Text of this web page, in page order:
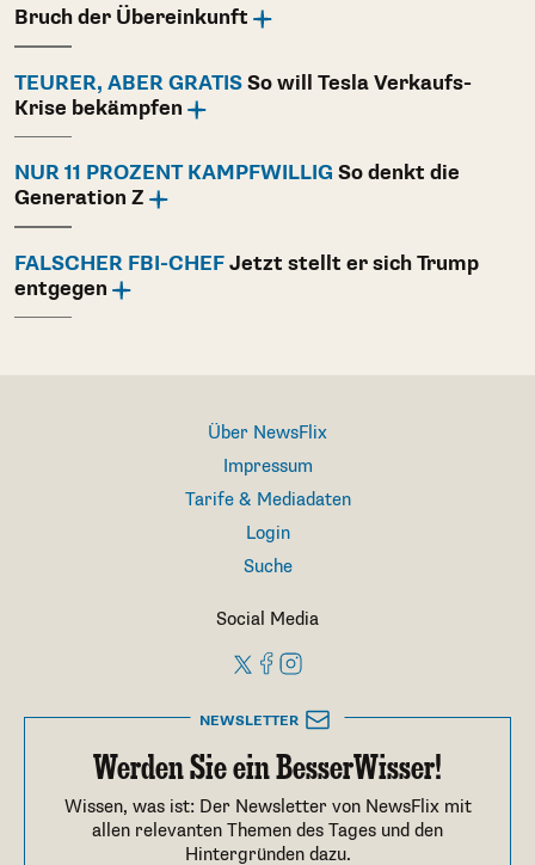
Bruch der Übereinkunft
TEURER, ABER GRATIS So will Tesla Verkaufs-
Krise bekämpfen
NUR 11 PROZENT KAMPFWILLIG So denkt die
Generation Z
FALSCHER FBI-CHEF Jetzt stellt er sich Trump
entgegen
Über NewsFlix
Impressum
Tarife & Mediadaten
Login
Suche
Social Media
NEWSLETTER
Werden Sie ein BesserWisser!
Wissen, was ist: Der Newsletter von NewsFlix mit
allen relevanten Themen des Tages und den
Hintergründen dazu.